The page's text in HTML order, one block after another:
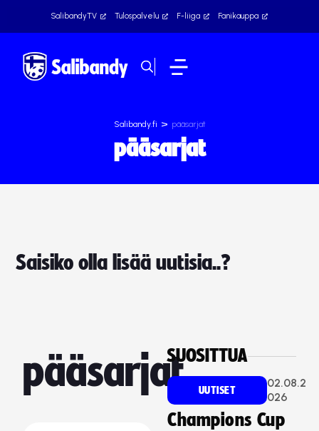
SalibandyTV Tulospalvelu F-liiga Fanikauppa
Salibandy.fi > pääsarjat
pääsarjat
Saisiko olla lisää uutisia..?
pääsarjatSUOSITTUA
UUTISET
02.08.2
026
Champions Cup